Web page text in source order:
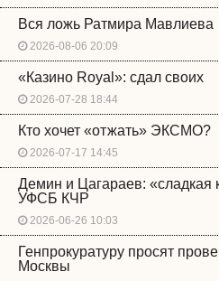
Вся ложь Ратмира Мавлиева
2026-08-06 20:09
«Казино Royal»: сдал своих
2026-07-28 18:44
Кто хочет «отжать» ЭКСМО?
2026-07-17 14:45
Демин и Цагараев: «сладкая
УФСБ КЧР
2026-06-26 10:03
Генпрокуратуру просят
Москвы